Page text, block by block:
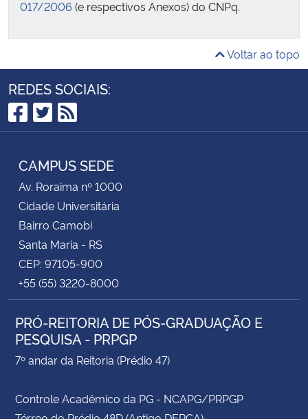
017/2006 (e respectivos Anexos) do CNPq.
Voltar ao topo
REDES SOCIAIS:
Facebook
Twitter
RSS
CAMPUS SEDE
Av. Roraima nº 1000
Cidade Universitária
Bairro Camobi
Santa Maria - RS
CEP: 97105-900
+55 (55) 3220-8000
PRÓ-REITORIA DE PÓS-GRADUAÇÃO E
PESQUISA - PRPGP
7º andar da Reitoria (Prédio 47)
Controle Acadêmico da PG - NCAPG/PRPGP